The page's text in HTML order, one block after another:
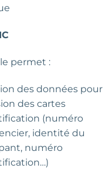
permet :
des données pour
des cartes
(numéro
identité du
numéro